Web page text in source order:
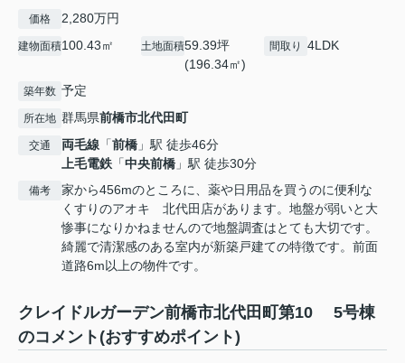
価格 2,280万円
建物面積100.43㎡ 土地面積59.39坪
(196.34㎡)
間取り 4LDK
築年数 予定
所在地 群馬県前橋市北代田町
交通 両毛線 「前橋 」駅 徒歩46分
上毛電鉄 「中央前橋 」駅 徒歩30分
備考
家から456mのところに、薬や日用品を買うのに便利な
くすりのアオキ 北代田店があります。地盤が弱いと大
惨事になりかねませんので地盤調査はとても大切です。
綺麗で清潔感のある室内が新築戸建ての特徴です。前面
道路6m以上の物件です。
クレイドルガーデン前橋市北代田町第10 5号棟
のコメント(おすすめポイント)